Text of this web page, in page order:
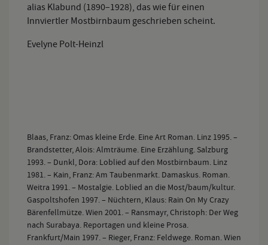
alias Klabund (1890–1928), das wie für einen
Innviertler Mostbirnbaum geschrieben scheint.
Evelyne Polt-Heinzl
Blaas, Franz: Omas kleine Erde. Eine Art Roman. Linz 1995. –
Brandstetter, Alois: Almträume. Eine Erzählung. Salzburg
1993. – Dunkl, Dora: Loblied auf den Mostbirnbaum. Linz
1981. – Kain, Franz: Am Taubenmarkt. Damaskus. Roman.
Weitra 1991. – Mostalgie. Loblied an die Most/baum/kultur.
Gaspoltshofen 1997. – Nüchtern, Klaus: Rain On My Crazy
Bärenfellmütze. Wien 2001. – Ransmayr, Christoph: Der Weg
nach Surabaya. Reportagen und kleine Prosa.
Frankfurt/Main 1997. – Rieger, Franz: Feldwege. Roman. Wien